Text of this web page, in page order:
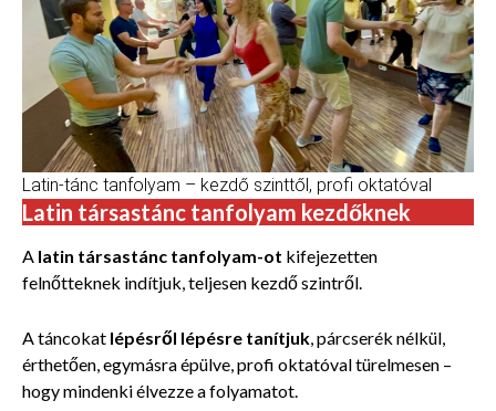
Latin-tánc tanfolyam – kezdő szinttől, profi oktatóval
Latin társastánc tanfolyam kezdőknek
A latin társastánc tanfolyam-ot kifejezetten
felnőtteknek indítjuk, teljesen kezdő szintről.
A táncokat lépésről lépésre tanítjuk, párcserék nélkül,
érthetően, egymásra épülve, profi oktatóval türelmesen –
hogy mindenki élvezze a folyamatot.